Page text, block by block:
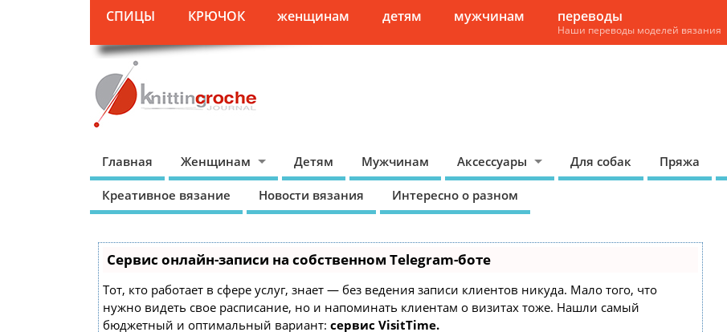
СПИЦЫ КРЮЧОК женщинам детям мужчинам переводы
Наши переводы моделей вязания
Главная Женщинам Детям Мужчинам Аксессуары Для собак Пряжа
Креативное вязание Новости вязания Интересно о разном
Сервис онлайн-записи на собственном Telegram-боте
Тот, кто работает в сфере услуг, знает — без ведения записи клиентов никуда. Мало того, что
нужно видеть свое расписание, но и напоминать клиентам о визитах тоже. Нашли самый
бюджетный и оптимальный вариант: сервис VisitTime.